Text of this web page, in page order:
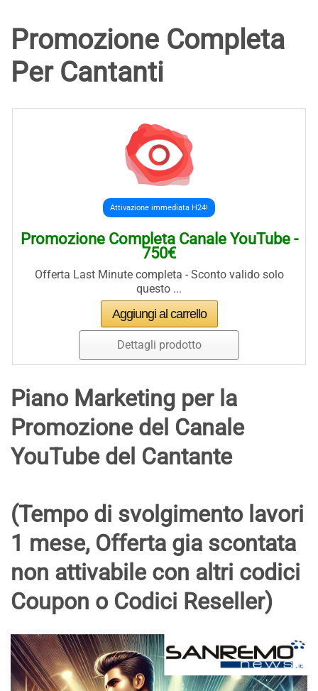
Promozione Completa
Per Cantanti
Attivazione immediata H24!
Promozione Completa Canale YouTube -
750€
Offerta Last Minute completa - Sconto valido solo
questo ...
Dettagli prodotto
Piano Marketing per la
Promozione del Canale
YouTube del Cantante
(Tempo di svolgimento lavori
1 mese, Offerta gia scontata
non attivabile con altri codici
Coupon o Codici Reseller)